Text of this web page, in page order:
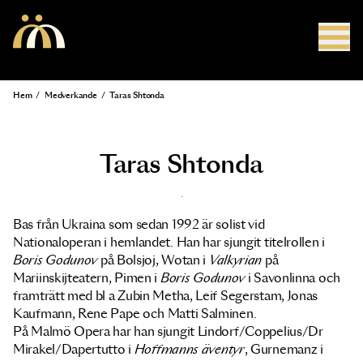
Länkstig
Hem / Medverkande / Taras Shtonda
Taras Shtonda
Bas från Ukraina som sedan 1992 är solist vid
Nationaloperan i hemlandet. Han har sjungit titelrollen i
Boris Godunov på Bolsjoj, Wotan i Valkyrian på
Mariinskijteatern, Pimen i Boris Godunovi Savonlinna och
framträtt med bl a Zubin Metha, Leif Segerstam, Jonas
Kaufmann, Rene Pape och Matti Salminen.
På Malmö Opera har han sjungit Lindorf/Coppelius/Dr
Mirakel/Dapertutto i Hoffmanns äventyr, Gurnemanz i